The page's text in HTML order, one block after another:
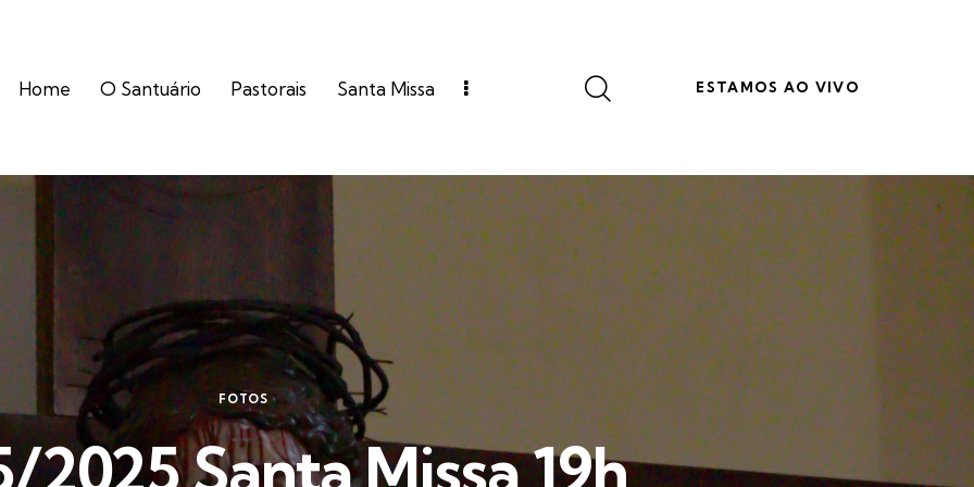
Home O Santuário Pastorais Santa Missa ESTAMOS AO VIVO
FOTOS
2025 Santa Missa 19h